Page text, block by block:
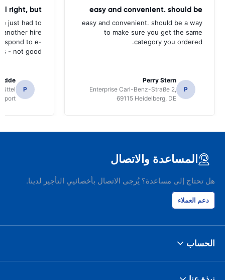
easy and convenient. should be
easy and convenient. should be a way
to make sure you get the same
category you ordered.
P
Perry Stern
Enterprise Carl-Benz-Straße 2,
69115 Heidelberg, DE
right, but
just had to
another hire
to e-
- not good.
P
المساعدة والاتصال
هل تحتاج إلى مساعدة؟ يُرجى الاتصال بأخصائيي التأجير لدينا.
دعم العملاء
الحساب